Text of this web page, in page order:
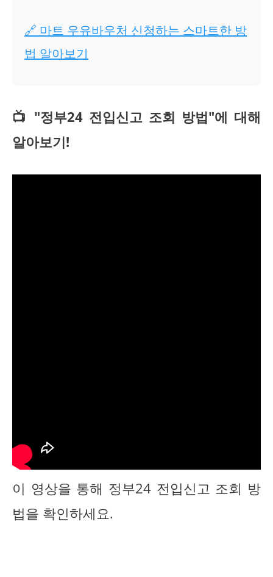
🔗 마트 우유바우처 신청하는 스마트한 방
법 알아보기
📺 "정부24 전입신고 조회 방법"에 대해
알아보기!
이 영상을 통해 정부24 전입신고 조회 방
법을 확인하세요.